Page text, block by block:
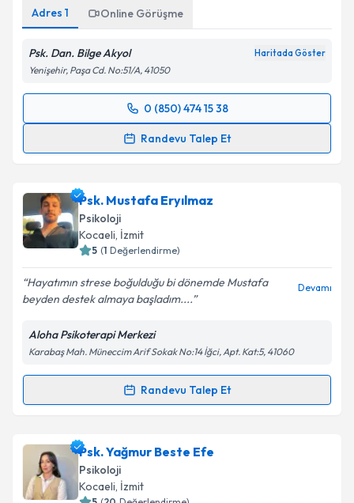
Kişisel verilerimin işlenmesine ilişkin
Metni'ni okudum ve kişisel verilerimin belirtilen
Takvim Talebini Gönder
Adres 1 Online Görüşme
Psk. Dan. Bilge Akyol
Yenişehir, Paşa Cd. No:51/A, 41050
0 (850) 474 15 38
Randevu Talep Et
Randevu Takvimi Talebi
oluşturun. Size bu uzmandan randevu almanız için bir
takvim hazırlandığında e-posta ile bilgilendireceğiz.
E-posta Adresiniz
Metni'ni okudum ve kişisel verilerimin belirtilen
kapsamda işlenmesini kabul ediyorum.
Takvim Talebini Gönder
Psk. Mustafa Eryılmaz
Psikoloji
Kocaeli, İzmit
( Değerlendirme)
Hayatımın strese boğulduğu bi dönemde Mustafa
beyden destek almaya başladım....
Aloha Psikoterapi Merkezi
Karabaş Mah. Müneccim Arif Sokak No:14 İğci, Apt. Kat:5, 41060
Randevu Talep Et
Randevu Takvimi Talebi
Psk. Mustafa Eryılmaz için randevu takvimi talebi
oluşturun. Size bu uzmandan randevu almanız için bir
takvim hazırlandığında e-posta ile bilgilendireceğiz.
Psk. Yağmur Beste Efe
Psikoloji
Kocaeli, İzmit